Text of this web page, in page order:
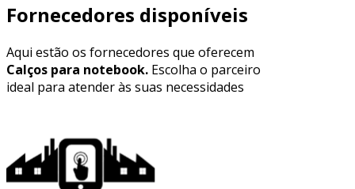
Fornecedores disponíveis
Aqui estão os fornecedores que oferecem
Calços para notebook. Escolha o parceiro
ideal para atender às suas necessidades